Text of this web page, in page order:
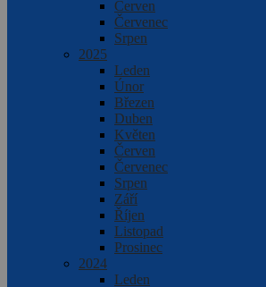
Červen
Červenec
Srpen
2025
Leden
Únor
Březen
Duben
Květen
Červen
Červenec
Srpen
Září
Říjen
Listopad
Prosinec
2024
Leden